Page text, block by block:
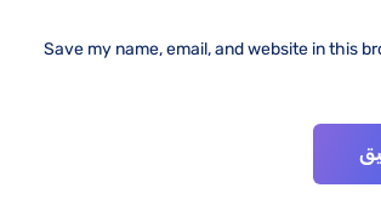
Save my name, email, and website in this